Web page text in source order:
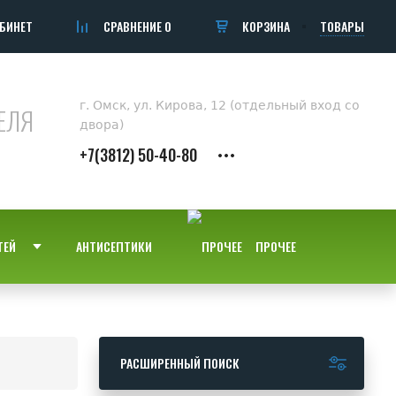
СРАВНЕНИЕ0 КОРЗИНА ТОВАРЫ
г. Омск, ул. Кирова, 12 (отдельный вход со
двора)
+7(3812) 50-40-80
АНТИСЕПТИКИ ПРОЧЕЕ
РАСШИРЕННЫЙ ПОИСК